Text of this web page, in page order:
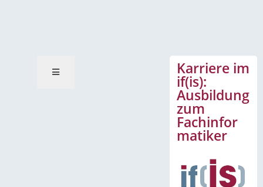
Karriere im
if(is):
Ausbildung
zum
Fachinfor
matiker